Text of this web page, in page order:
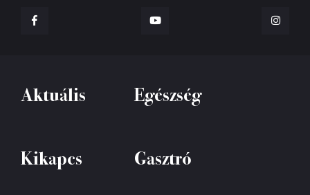
Aktuális Egészség
Kikapcs Gasztró